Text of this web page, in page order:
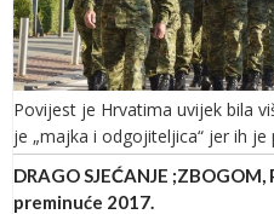
Povijest je Hrvatima uvijek bila
je „majka i odgojiteljica“ jer ih
DRAGO SJEĆANJE
preminuće 2017.